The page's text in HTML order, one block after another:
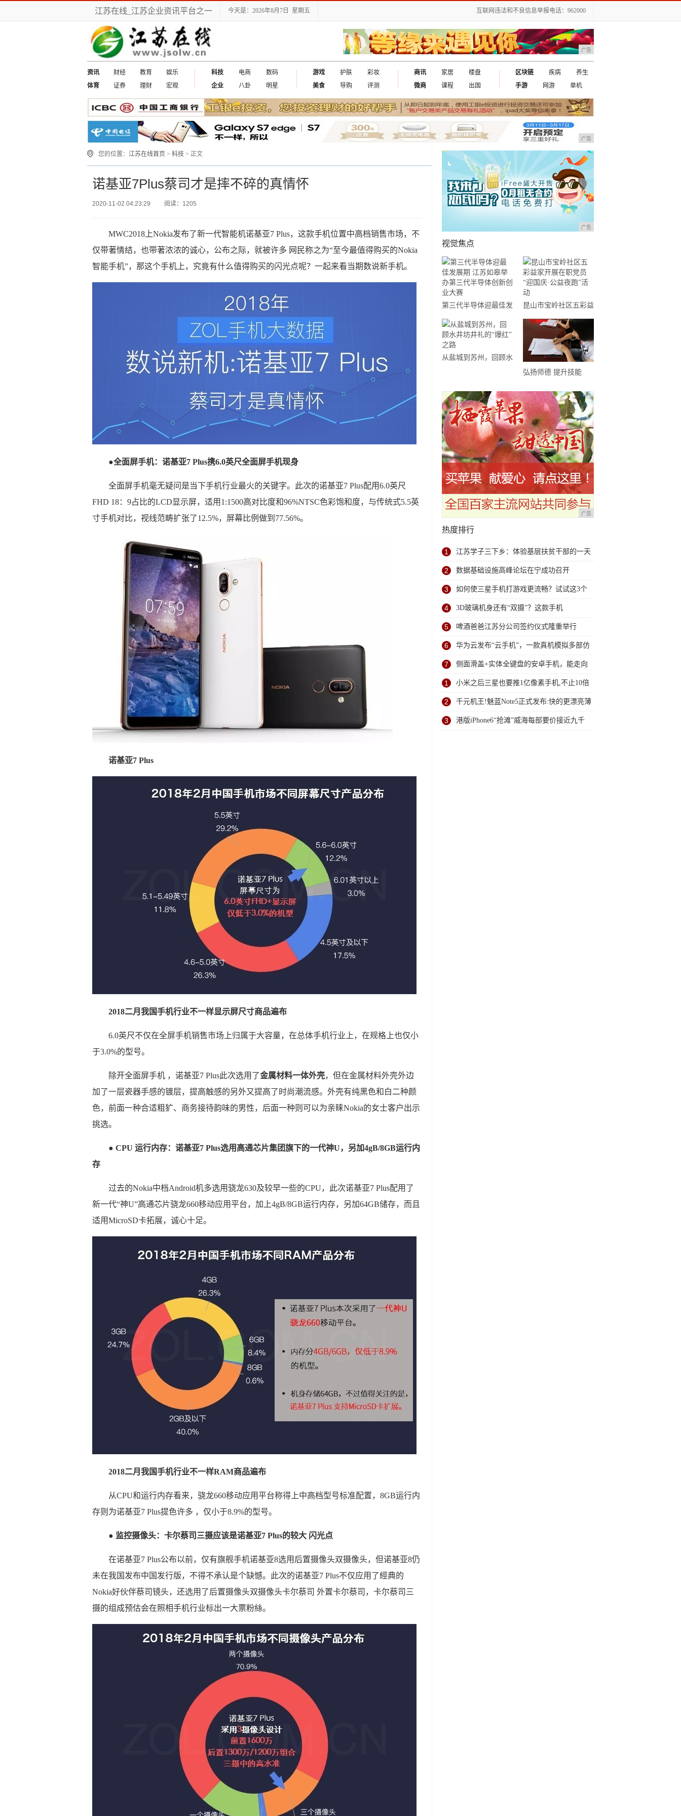
江苏在线_江苏企业资讯平台之一 今天是：2026年8月7日 星期五 互联网违法和不良信息举报电话：962000
广告
资讯 财经 教育
娱乐
体育
证券 理财 宏观
科技 电商
数码
企业
八卦 明星
游戏 护肤
彩妆
美食
导购 评测
商讯 家居
楼盘
微商
课程 出国
区块链 疾病
养生
手游
网游 单机
广告
您的位置： 江苏在线首页 > 科技 > 正文
诺基亚7Plus蔡司才是摔不碎的真情怀
2020-11-02 04:23:29 阅读：1205
MWC2018上Nokia发布了新一代智能机诺基亚7 Plus，这款手机位置中高档销售市场，不
仅带著情结，也带著浓浓的诚心，公布之际，就被许多 网民称之为“至今最值得购买的Nokia
智能手机”，那这个手机上，究竟有什么值得购买的闪光点呢？一起来看当期数说新手机。
●全面屏手机：诺基亚7 Plus携6.0英尺全面屏手机现身
全面屏手机毫无疑问是当下手机行业最火的关键字。此次的诺基亚7 Plus配用6.0英尺
FHD 18：9占比的LCD显示屏，适用1:1500高对比度和96%NTSC色彩饱和度，与传统式5.5英
寸手机对比，视线范畴扩张了12.5%，屏幕比例做到77.56%。
诺基亚7 Plus
2018二月我国手机行业不一样显示屏尺寸商品遍布
6.0英尺不仅在全屏手机销售市场上归属于大容量，在总体手机行业上，在规格上也仅小
于3.0%的型号。
除开全面屏手机 ，诺基亚7 Plus此次选用了金属材料一体外壳，但在金属材料外壳外边
加了一层瓷器手感的镀层，提高触感的另外又提高了时尚潮流感。外壳有纯黑色和白二种颜
色，前面一种合适粗犷、商务接待韵味的男性，后面一种则可以为亲睐Nokia的女士客户出示
挑选。
● CPU 运行内存：诺基亚7 Plus选用高通芯片集团旗下的一代神U，另加4gB/8GB运行内
存
过去的Nokia中档Android机多选用骁龙630及较早一些的CPU，此次诺基亚7 Plus配用了
新一代“神U”高通芯片骁龙660移动应用平台，加上4gB/8GB运行内存，另加64GB储存，而且
适用MicroSD卡拓展，诚心十足。
2018二月我国手机行业不一样RAM商品遍布
从CPU和运行内存看来，骁龙660移动应用平台称得上中高档型号标准配置，8GB运行内
存则为诺基亚7 Plus提色许多 ，仅小于8.9%的型号。
● 监控摄像头：卡尔蔡司三摄应该是诺基亚7 Plus的较大 闪光点
在诺基亚7 Plus公布以前，仅有旗舰手机诺基亚8选用后置摄像头双摄像头，但诺基亚8仍
未在我国发布中国发行版，不得不承认是个缺憾。此次的诺基亚7 Plus不仅应用了經典的
Nokia好伙伴蔡司镜头，还选用了后置摄像头双摄像头卡尔蔡司 外置卡尔蔡司，卡尔蔡司三
摄的组成预估会在照相手机行业标出一大票粉絲。
广告
视觉焦点
第三代半导体迎最佳发
展期 江苏如皋举办第
三代半导体创新创业大
赛
昆山市宝岭社区五彩益
家开展在职党员“迎国
庆·公益夜跑”活动
从盐城到苏州，回顾水
弘扬师德 提升技能
师德师风建设系列活动
广告
热度排行
1 江苏学子三下乡：体验基层扶贫干部的一天
2 数据基础设施高峰论坛在宁成功召开
3 如何使三星手机打游戏更流畅？试试这3个
小技巧
4 3D玻璃机身还有“双摄”？这款手机
4GB+64GB售价不足600！
5 啤酒爸爸江苏分公司签约仪式隆重举行
6 华为云发布“云手机”，一款真机模拟多部仿
真手机
7 侧面滑盖+实体全键盘的安卓手机，能走向
大众化吗？
1 小米之后三星也要推1亿像素手机,不止10倍
变焦还有电池扩容
2 千元机王!魅蓝Note5正式发布:快的更漂亮薄
的更持久
3 港版iPhone6“抢滩”威海每部要价接近九千